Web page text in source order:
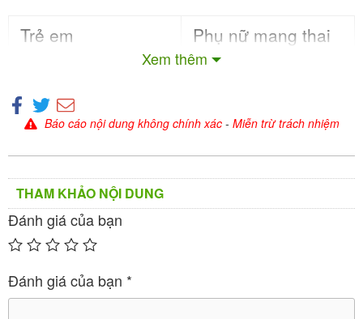
Xem thêm
Trẻ em
ng.
Phụ nữ mang thai
Phụ nữ cho con bú
ng.
Dùng được.
Chống chỉ định và thận trọng khi dùng
thuốc Methylcobalamin Capsules
1500mcg
Báo cáo nội dung không chính xác- Miễn trừ trách nhiệm
THAM KHẢO NỘI DUNG
Đánh giá của bạn
Đánh giá của bạn *